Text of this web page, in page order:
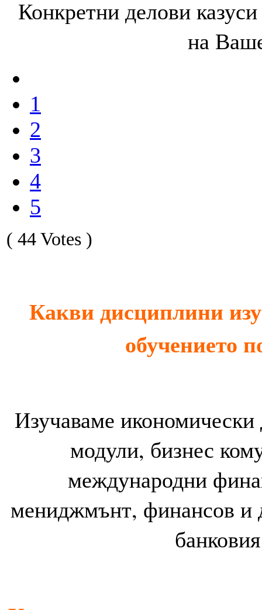
Конкретни делови
на
1
2
3
4
5
( 44 Votes )
Какви дисциплини
обучението
Изучаваме
модули, бизнес
международни
мениджмънт, финансов и